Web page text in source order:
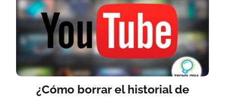
¿Cómo borrar el historial de